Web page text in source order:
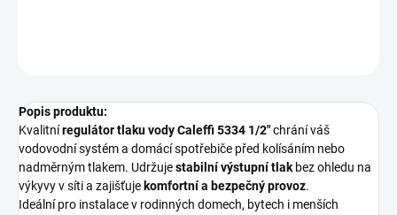
Popis produktu:
Kvalitníregulátor tlaku vody Caleffi 5334 1/2"chrání váš
vodovodní systém a domácí spotřebiče před kolísáním nebo
nadměrným tlakem. Udržujestabilní výstupní tlakbez ohledu na
výkyvy v síti a zajišťuje komfortní a bezpečný provoz.
Ideální pro instalace v rodinných domech, bytech i menších